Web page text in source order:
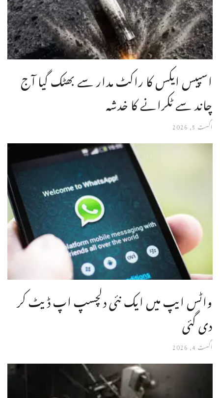
اسپیس ایکس کا راکٹ مدار سے بھٹک گیا آج
چاند سے ٹکرانے کا خدشہ
اگست 5, 2026
واٹس ایپ میں ایک نئی دلچسپ اپ ڈیٹ کر
دی گئی
اگست 4, 2026